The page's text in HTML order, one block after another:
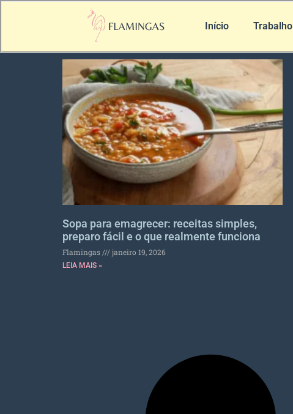
Início Trabalho
Sopa para emagrecer: receitas simples,
preparo fácil e o que realmente funciona
Flamingas janeiro 19, 2026
LEIA MAIS »